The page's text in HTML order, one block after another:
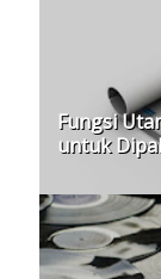
Fungsi
untuk